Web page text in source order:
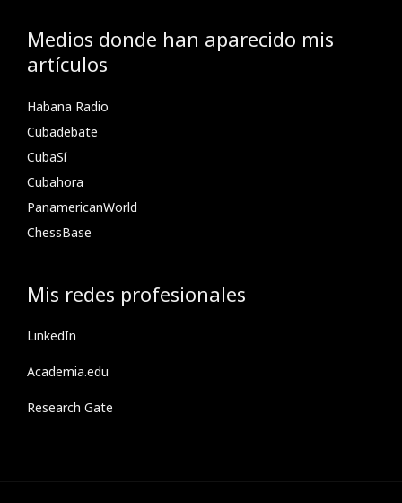
Medios donde han aparecido mis
artículos
Habana Radio
Cubadebate
CubaSí
Cubahora
PanamericanWorld
ChessBase
Mis redes profesionales
LinkedIn
Academia.edu
Research Gate